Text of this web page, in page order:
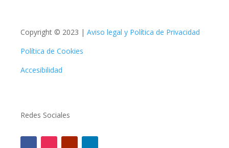
Copyright © 2023 | Aviso legal y Política de Privacidad
Política de Cookies
Accesibilidad
Redes Sociales